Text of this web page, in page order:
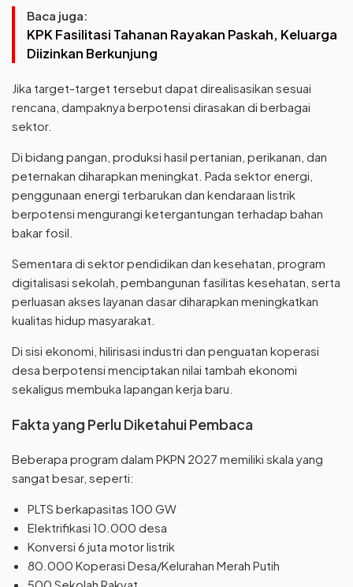
Baca juga:
KPK Fasilitasi Tahanan Rayakan Paskah, Keluarga
Diizinkan Berkunjung
Jika target-target tersebut dapat direalisasikan sesuai
rencana, dampaknya berpotensi dirasakan di berbagai
sektor.
Di bidang pangan, produksi hasil pertanian, perikanan, dan
peternakan diharapkan meningkat. Pada sektor energi,
penggunaan energi terbarukan dan kendaraan listrik
berpotensi mengurangi ketergantungan terhadap bahan
bakar fosil.
Sementara di sektor pendidikan dan kesehatan, program
digitalisasi sekolah, pembangunan fasilitas kesehatan, serta
perluasan akses layanan dasar diharapkan meningkatkan
kualitas hidup masyarakat.
Di sisi ekonomi, hilirisasi industri dan penguatan koperasi
desa berpotensi menciptakan nilai tambah ekonomi
sekaligus membuka lapangan kerja baru.
Fakta yang Perlu Diketahui Pembaca
Beberapa program dalam PKPN 2027 memiliki skala yang
sangat besar, seperti:
PLTS berkapasitas 100 GW
Elektrifikasi 10.000 desa
Konversi 6 juta motor listrik
80.000 Koperasi Desa/Kelurahan Merah Putih